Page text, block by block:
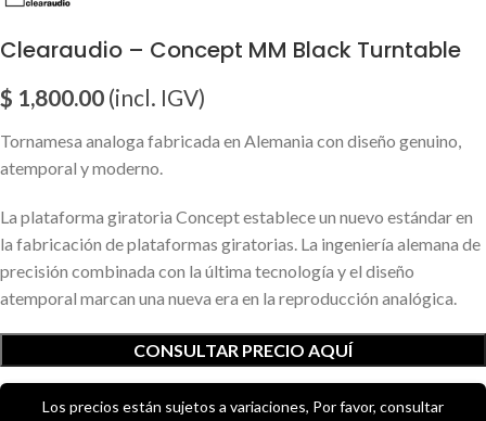
Clearaudio – Concept MM Black Turntable
$ 1,800.00 (incl. IGV)
Tornamesa analoga fabricada en Alemania con diseño genuino,
atemporal y moderno.
La plataforma giratoria Concept establece un nuevo estándar en
la fabricación de plataformas giratorias. La ingeniería alemana de
precisión combinada con la última tecnología y el diseño
atemporal marcan una nueva era en la reproducción analógica.
CONSULTAR PRECIO AQUÍ
Los precios están sujetos a variaciones, Por favor, consultar